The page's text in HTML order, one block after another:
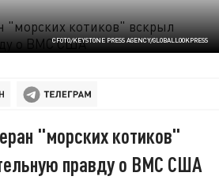
CFOTO/KEYSTONE PRESS AGENCY/GLOBALLOOKPRESS
"морских котиков"
правду о ВМС США